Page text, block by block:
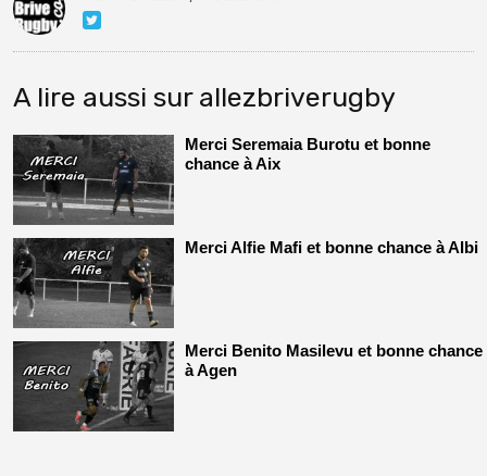
A lire aussi sur allezbriverugby
Merci Seremaia Burotu et bonne
chance à Aix
Merci Alfie Mafi et bonne chance à Albi
Merci Benito Masilevu et bonne chance
à Agen